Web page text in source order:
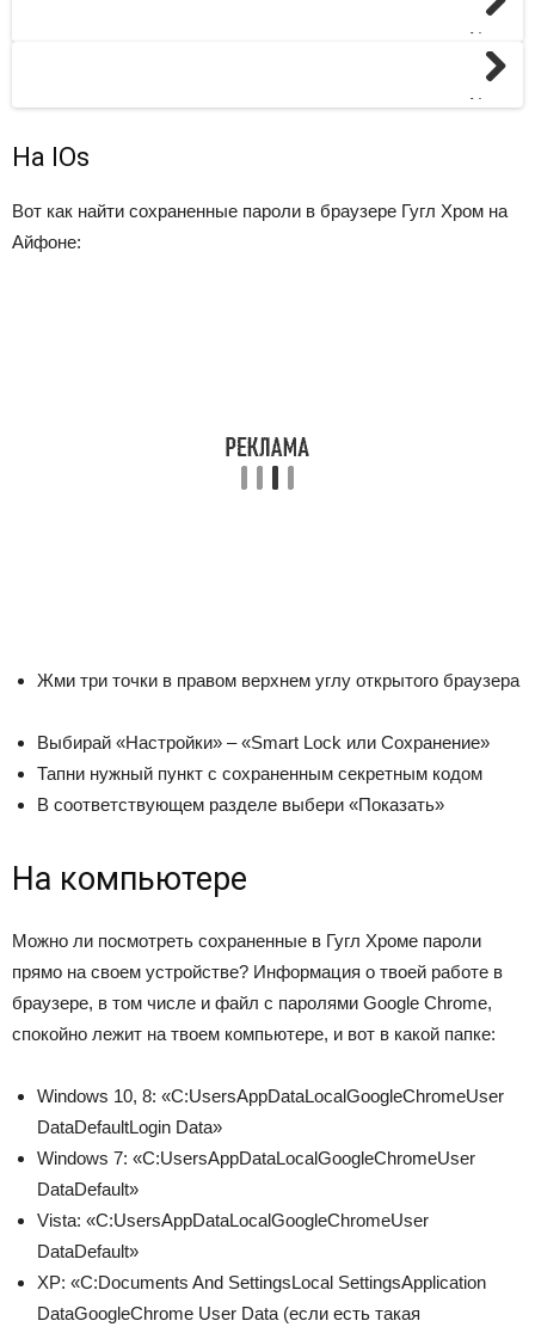
Next
Next
На IOs
Вот как найти сохраненные пароли в браузере Гугл Хром на
Айфоне:
Жми три точки в правом верхнем углу открытого браузера
Выбирай «Настройки» – «Smart Lock или Сохранение»
Тапни нужный пункт с сохраненным секретным кодом
В соответствующем разделе выбери «Показать»
На компьютере
Можно ли посмотреть сохраненные в Гугл Хроме пароли
прямо на своем устройстве? Информация о твоей работе в
браузере, в том числе и файл с паролями Google Chrome,
спокойно лежит на твоем компьютере, и вот в какой папке:
Windows 10, 8: «C:UsersAppDataLocalGoogleChromeUser
DataDefaultLogin Data»
Windows 7: «C:UsersAppDataLocalGoogleChromeUser
DataDefault»
Vista: «C:UsersAppDataLocalGoogleChromeUser
DataDefault»
XP: «C:Documents And SettingsLocal SettingsApplication
DataGoogleChrome User Data (если есть такая